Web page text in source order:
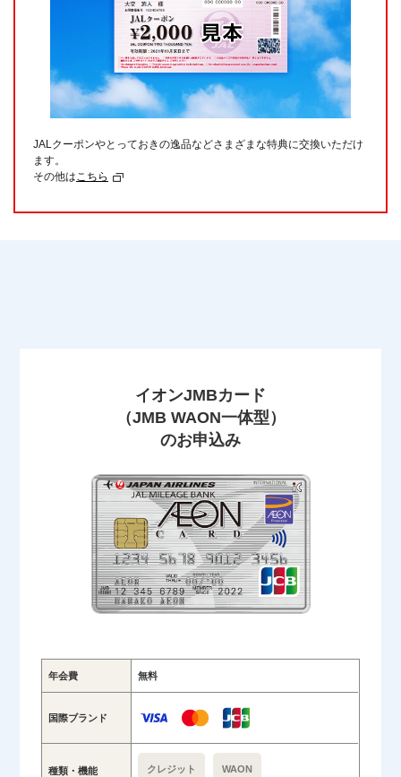
JALクーポンやとっておきの逸品などさまざまな特典に交換いただけ
ます。
その他はこちら
イオンJMBカード
（JMB WAON一体型）
のお申込み
年会費 無料
国際ブランド
種類・機能 クレジット WAON